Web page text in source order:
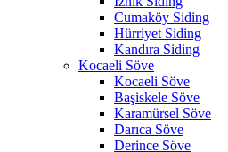
Cumaköy Siding
Hürriyet Siding
Kandıra Siding
Kocaeli Söve
Kocaeli Söve
Başiskele Söve
Karamürsel Söve
Darıca Söve
Derince Söve